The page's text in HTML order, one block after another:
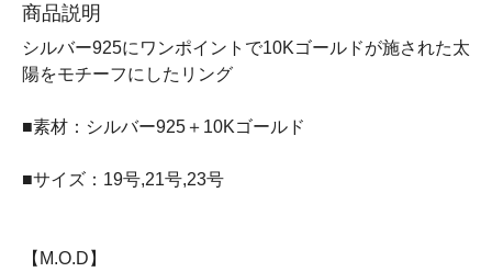
商品説明
シルバー925にワンポイントで10Kゴールドが施された太
陽をモチーフにしたリング
■素材：シルバー925＋10Kゴールド
■サイズ：19号,21号,23号
【M.O.D】